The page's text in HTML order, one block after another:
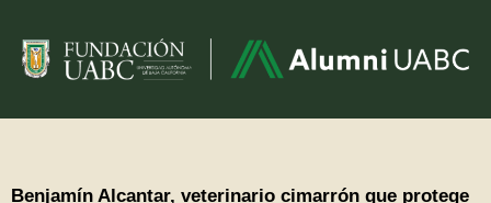
Benjamín Alcantar, veterinario cimarrón que protege